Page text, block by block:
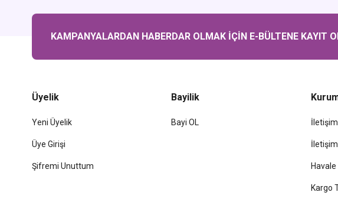
KAMPANYALARDAN HABERDAR OLMAK İÇİN E-BÜLTENE KAYIT
Üyelik
Yeni Üyelik
Üye Girişi
Şifremi Unuttum
Bayilik
Bayi OL İletişim
Kargo